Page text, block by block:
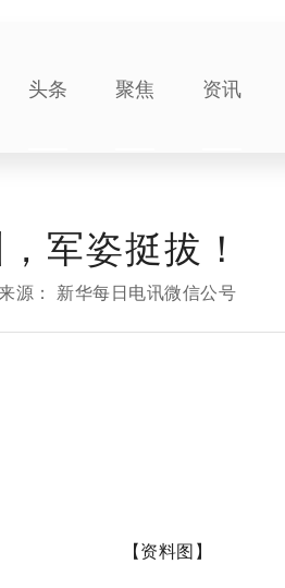
头条 聚焦 资讯
军姿挺拔！
源： 新华每日电讯微信公号
【资料图】